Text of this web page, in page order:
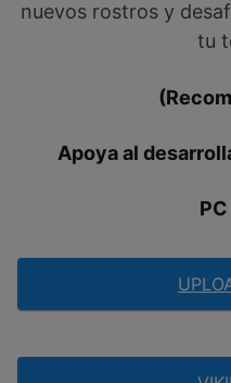
nuevos rostros y
tu
Apoya al